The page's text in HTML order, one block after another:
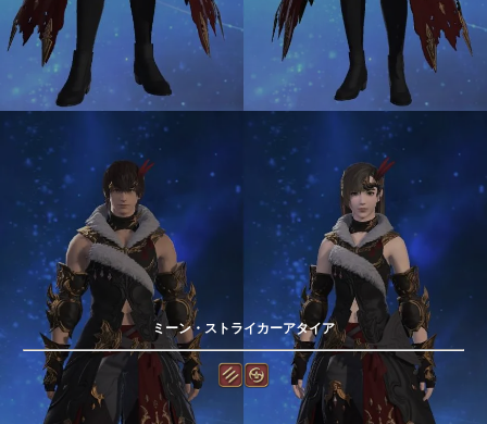
ミーン・ストライカーアタイア